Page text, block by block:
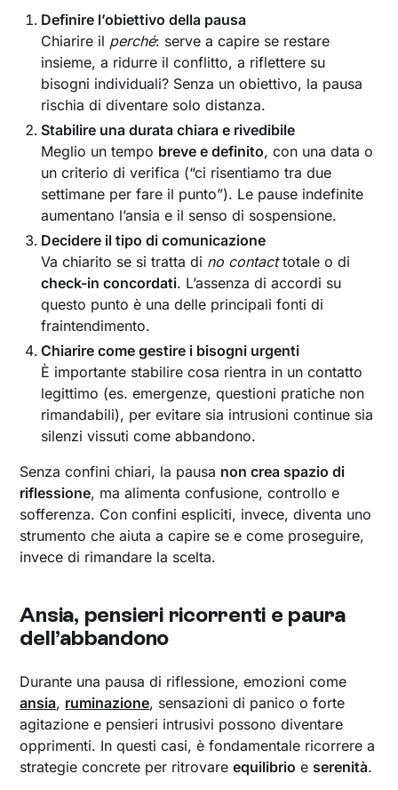
Definire l’obiettivo della pausa
Chiarire il perché: serve a capire se restare
insieme, a ridurre il conflitto, a riflettere su
bisogni individuali? Senza un obiettivo, la pausa
rischia di diventare solo distanza.
Stabilire una durata chiara e rivedibile
Meglio un tempo breve e definito, con una data o
un criterio di verifica (“ci risentiamo tra due
settimane per fare il punto”). Le pause indefinite
aumentano l’ansia e il senso di sospensione.
Decidere il tipo di comunicazione
Va chiarito se si tratta di no contacttotale o di
check-in concordati. L’assenza di accordi su
questo punto è una delle principali fonti di
fraintendimento.
Chiarire come gestire i bisogni urgenti
È importante stabilire cosa rientra in un contatto
legittimo (es. emergenze, questioni pratiche non
rimandabili), per evitare sia intrusioni continue sia
silenzi vissuti come abbandono.
Senza confini chiari, la pausa non crea spazio di
riflessione, ma alimenta confusione, controllo e
sofferenza. Con confini espliciti, invece, diventa uno
strumento che aiuta a capire se e come proseguire,
invece di rimandare la scelta.
Ansia, pensieri ricorrenti e paura
dell’abbandono
Durante una pausa di riflessione, emozioni come
ansia, ruminazione, sensazioni di panico o forte
agitazione e pensieri intrusivi possono diventare
opprimenti. In questi casi, è fondamentale ricorrere a
strategie concrete per ritrovareequilibrio e serenità.